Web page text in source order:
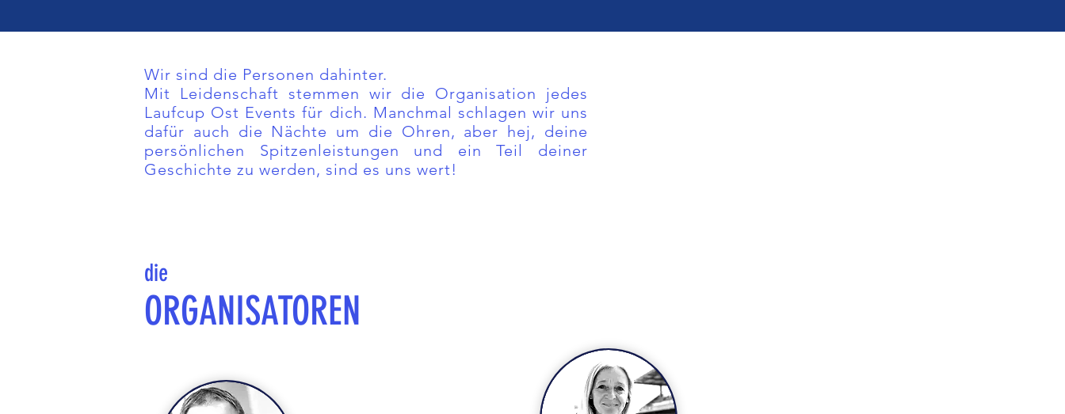
Wir sind die Personen dahinter.
Mit Leidenschaft stemmen wir die Organisation jedes
Laufcup Ost Events für dich. Manchmal schlagen wir uns
dafür auch die Nächte um die Ohren, aber hej, deine
persönlichen Spitzenleistungen und ein Teil deiner
Geschichte zu werden, sind es uns wert!
die
ORGANISATOREN